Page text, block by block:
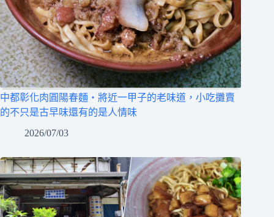
中都彰化肉圓陽春麵‧將近一甲子的老味道，小吃攤賣
的不只是古早味還有的是人情味
2026/07/03